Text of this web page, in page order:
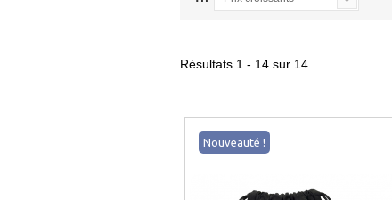
Résultats 1 - 14 sur 14.
Nouveauté !